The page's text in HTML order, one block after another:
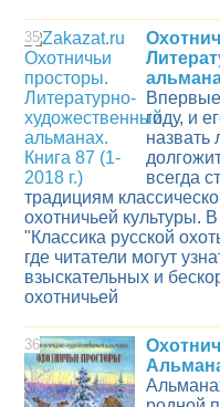
35
году, и
назвать
всегда
традициям
охотничьей культуры.
"Классика русской
где читатели могут
взыскательных и
охотничьей
36